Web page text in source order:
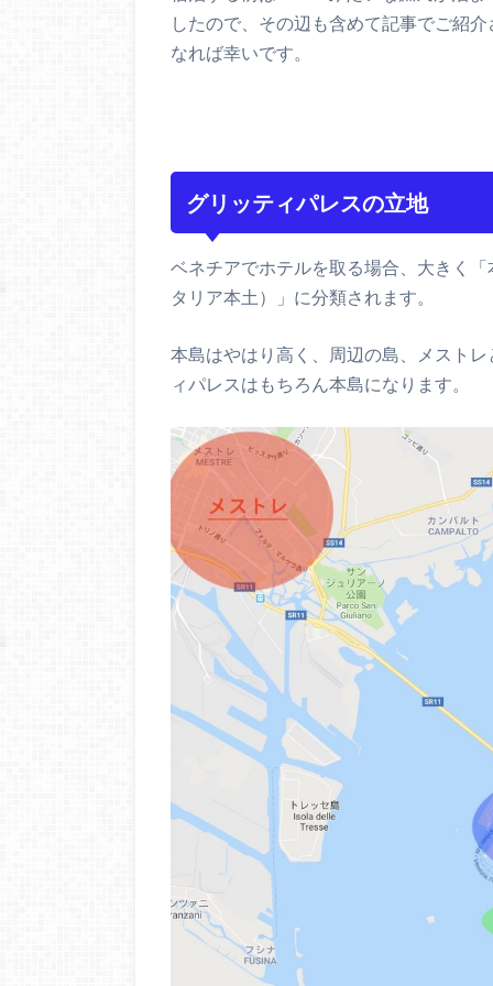
したので、その辺も含めて記事でご紹
なれば幸いです。
グリッティパレスの立地
ベネチアでホテルを取る場合、大きく
タリア本土）」に分類されます。
本島はやはり高く、周辺の島、メスト
ィパレスはもちろん本島になります。